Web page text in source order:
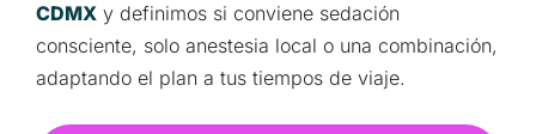
CDMX y definimos si conviene sedación
consciente, solo anestesia local o una combinación,
adaptando el plan a tus tiempos de viaje.